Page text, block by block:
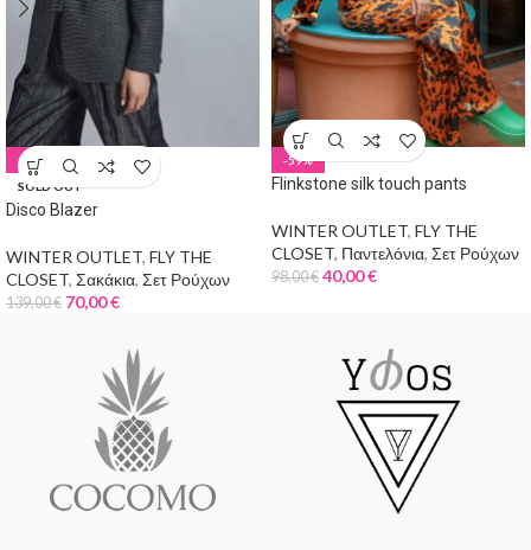
-50%
SOLD OUT
Disco Blazer
WINTER OUTLET, FLY THE
CLOSET, Σακάκια, Σετ Ρούχων
139,00€ 70,00€
-59%
Flinkstone silk touch pants
WINTER OUTLET, FLY THE
CLOSET, Παντελόνια, Σετ Ρούχων
98,00€ 40,00€